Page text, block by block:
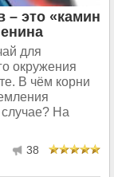
– это «камин
для
окружения
В чём корни
На
38